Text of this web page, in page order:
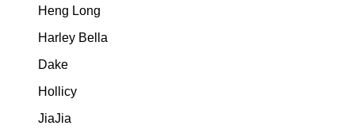
Heng Long
Harley Bella
Dake
Hollicy
JiaJia